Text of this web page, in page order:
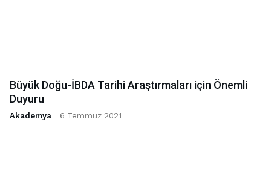
Büyük Doğu-İBDA Tarihi Araştırmaları için Önemli
Duyuru
Akademya - 6 Temmuz 2021